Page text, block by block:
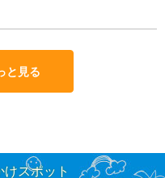
と見る
スポット